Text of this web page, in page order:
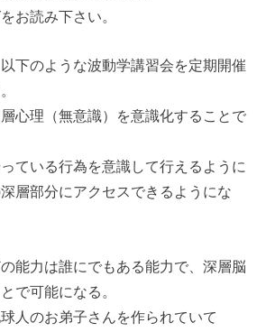
お読み下さい。
下のような波動学講習会を定期開催
心理（無意識）を意識化することで
ている行為を意識して行えるように
層部分にアクセスできるようにな
能力は誰にでもある能力で、深層脳
で可能になる。
人のお弟子さんを作られていて